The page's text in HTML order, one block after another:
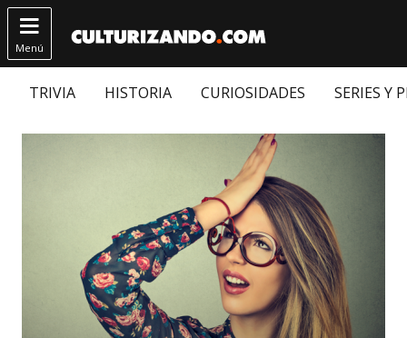

Menú
TRIVIA HISTORIA CURIOSIDADES SERIES Y